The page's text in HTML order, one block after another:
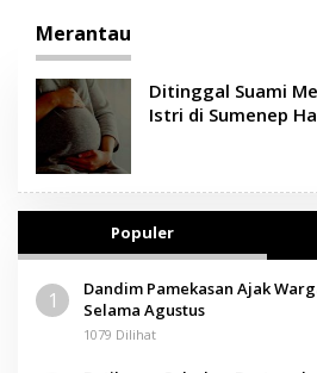
Merantau
Ditinggal Suami
Istri di Sumenep
Populer
1
Dandim Pamekasan Ajak
Selama Agustus
1079 Dilihat